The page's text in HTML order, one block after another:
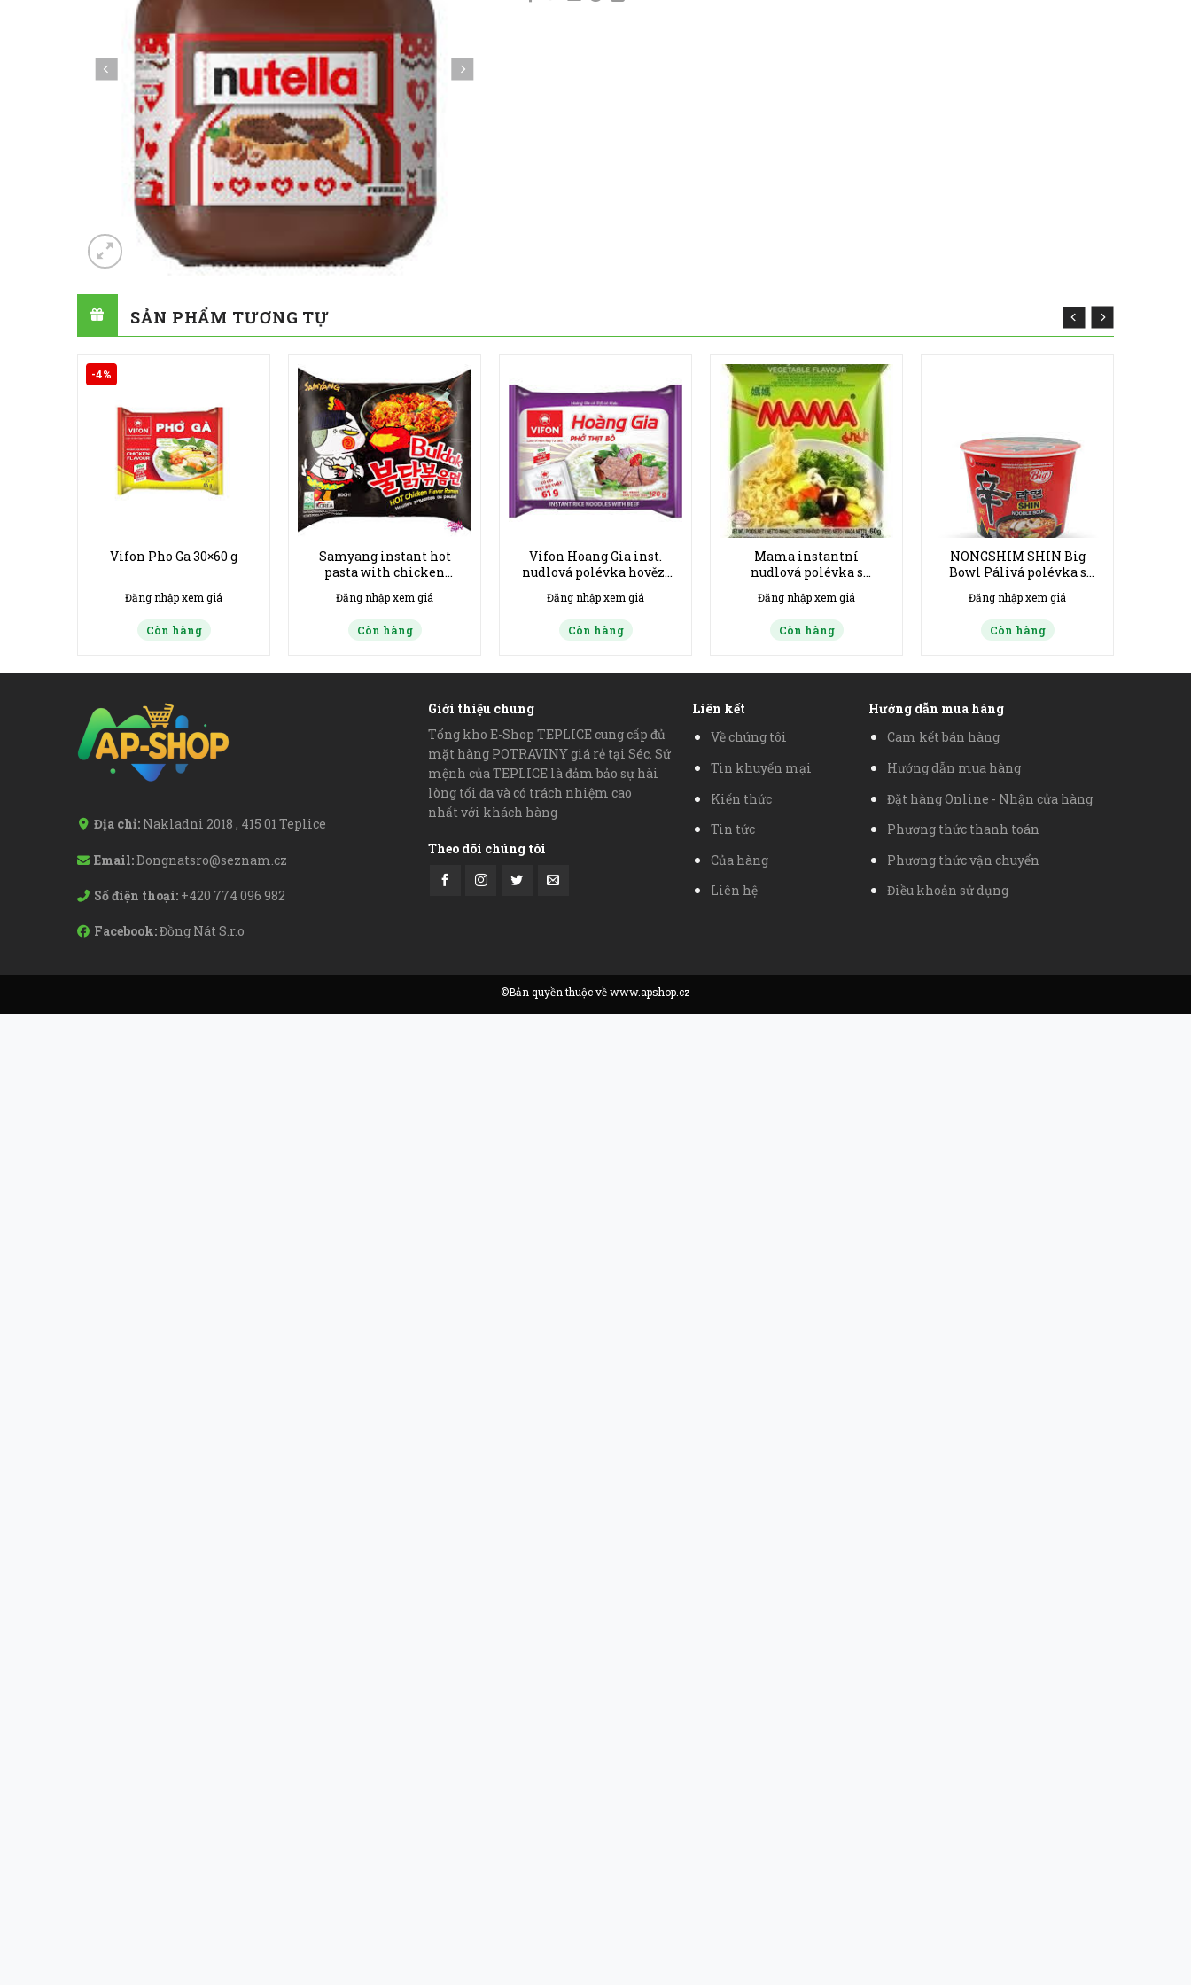
SẢN PHẨM TƯƠNG TỰ
-4%
Vifon Pho Ga 30×60 g
Đăng nhập xem giá
Còn hàng
Samyang instant hot
pasta with chicken
thùng 40ks
Đăng nhập xem giá
Còn hàng
Vifon Hoang Gia inst.
nudlová polévka hovězí
Đăng nhập xem giá
Còn hàng
Mama instantní
nudlová polévka s
Đăng nhập xem giá
Còn hàng
NONGSHIM SHIN Big
Bowl Pálivá polévka s
Đăng nhập xem giá
Còn hàng
Địa chỉ: Nakladni 2018 , 415 01 Teplice
Email:Dongnatsro@seznam.cz
Số điện thoại: +420 774 096 982
Facebook:Đồng Nát S.r.o
Giới thiệu chung
Tổng kho E-Shop TEPLICE cung cấp đủ
mặt hàng POTRAVINY giá rẻ tại Séc. Sứ
mệnh của TEPLICE là đảm bảo sự hài
lòng tối đa và có trách nhiệm cao
nhất với khách hàng
Theo dõi chúng tôi
Liên kết
Về chúng tôi
Tin khuyến mại
Kiến thức
Tin tức
Của hàng
Liên hệ
Hướng dẫn mua hàng
Cam kết bán hàng
Hướng dẫn mua hàng
Đặt hàng Online - Nhận cửa hàng
Phương thức thanh toán
Phương thức vận chuyển
Điều khoản sử dụng
©Bản quyền thuộc về www.apshop.cz